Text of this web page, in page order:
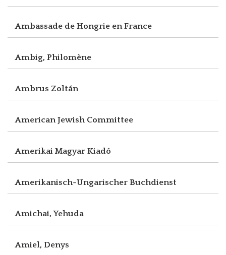
Ambassade de Hongrie en France
Ambig, Philomène
Ambrus Zoltán
American Jewish Committee
Amerikai Magyar Kiadó
Amerikanisch-Ungarischer Buchdienst
Amichai, Yehuda
Amiel, Denys